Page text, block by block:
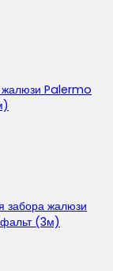
жалюзи Palermo
забора жалюзи
(3м)